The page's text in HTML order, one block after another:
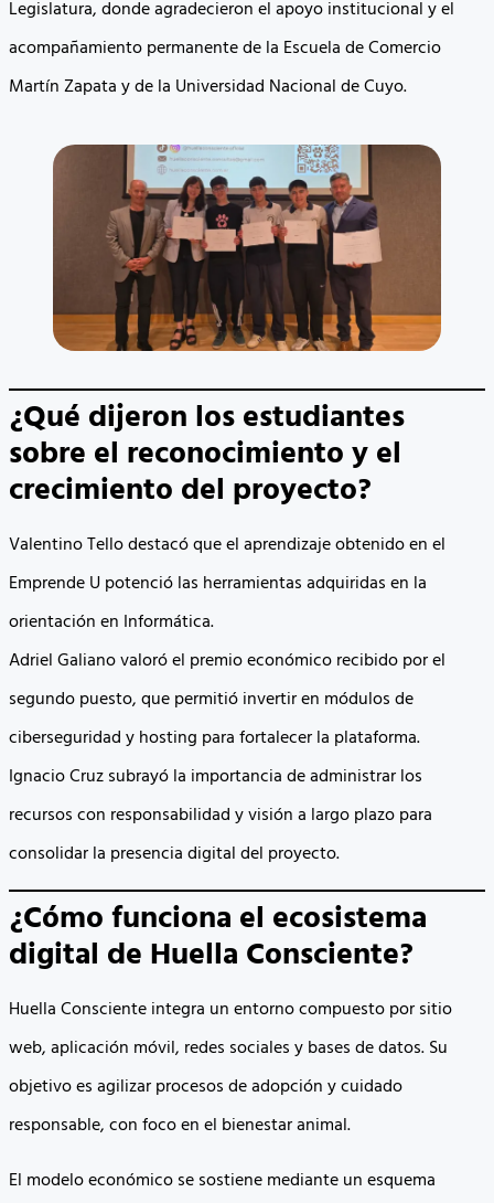
Legislatura, donde agradecieron el apoyo institucional y el
acompañamiento permanente de la Escuela de Comercio
Martín Zapata y de la Universidad Nacional de Cuyo.
¿Qué dijeron los estudiantes
sobre el reconocimiento y el
crecimiento del proyecto?
Valentino Tello destacó que el aprendizaje obtenido en el
Emprende U potenció las herramientas adquiridas en la
orientación en Informática.
Adriel Galiano valoró el premio económico recibido por el
segundo puesto, que permitió invertir en módulos de
ciberseguridad y hosting para fortalecer la plataforma.
Ignacio Cruz subrayó la importancia de administrar los
recursos con responsabilidad y visión a largo plazo para
consolidar la presencia digital del proyecto.
¿Cómo funciona el ecosistema
digital de Huella Consciente?
Huella Consciente integra un entorno compuesto por sitio
web, aplicación móvil, redes sociales y bases de datos. Su
objetivo es agilizar procesos de adopción y cuidado
responsable, con foco en el bienestar animal.
El modelo económico se sostiene mediante un esquema